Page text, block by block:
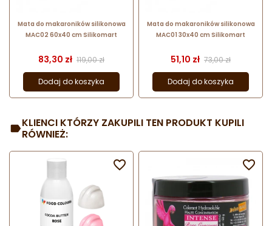
Mata do makaroników silikonowa
MAC02 60x40 cm Silikomart
Cena
83,30 zł Cena podstawowa
119,00 zł
Dodaj do koszyka
Mata do makaroników silikonowa
MAC01 30x40 cm Silikomart
Cena
51,10 zł Cena
73,00 zł
Dodaj do koszyka
KLIENCI KTÓRZY ZAKUPILI TEN PRODUKT KUPILI
RÓWNIEŻ:
 